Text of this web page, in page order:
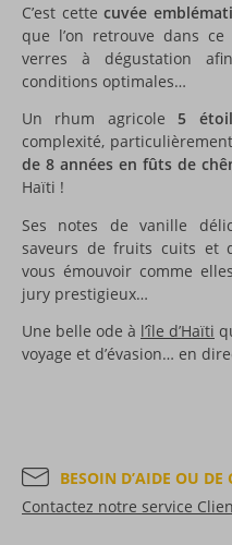
C’est cette cuvée
que l’on retrouve dans
verres à dégustation
conditions optimales…
Un rhum agricole5
complexité,
de 8 années en fûts de
Haïti !
Ses notes de vanille
saveurs de fruits cuits et
vous émouvoir comme
jury prestigieux…
Une belle ode à l’île d’Haïti
voyage et d’évasion… en
BESOIN D’AIDE OU DE
Contactez notre service